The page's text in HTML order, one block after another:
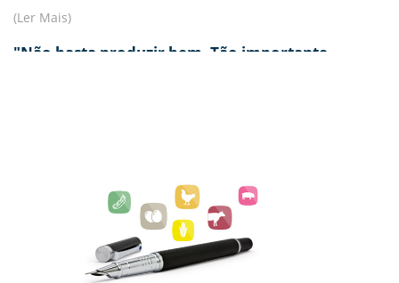
(Ler Mais)
"Não basta produzir bem. Tão importante
comportando o seu mercado, ao mesmo tempo apontando
tendências. Não só isso. A extensa base de dados formada
em mais de duas décadas de acompanhamento diuturno
do mercado pela JOX ASSESSORIA AGROPECUÁRIA
proporciona detalhado panorama da sazonalidade da
produção animal (frango, boi, suíno, ovos), antecipando